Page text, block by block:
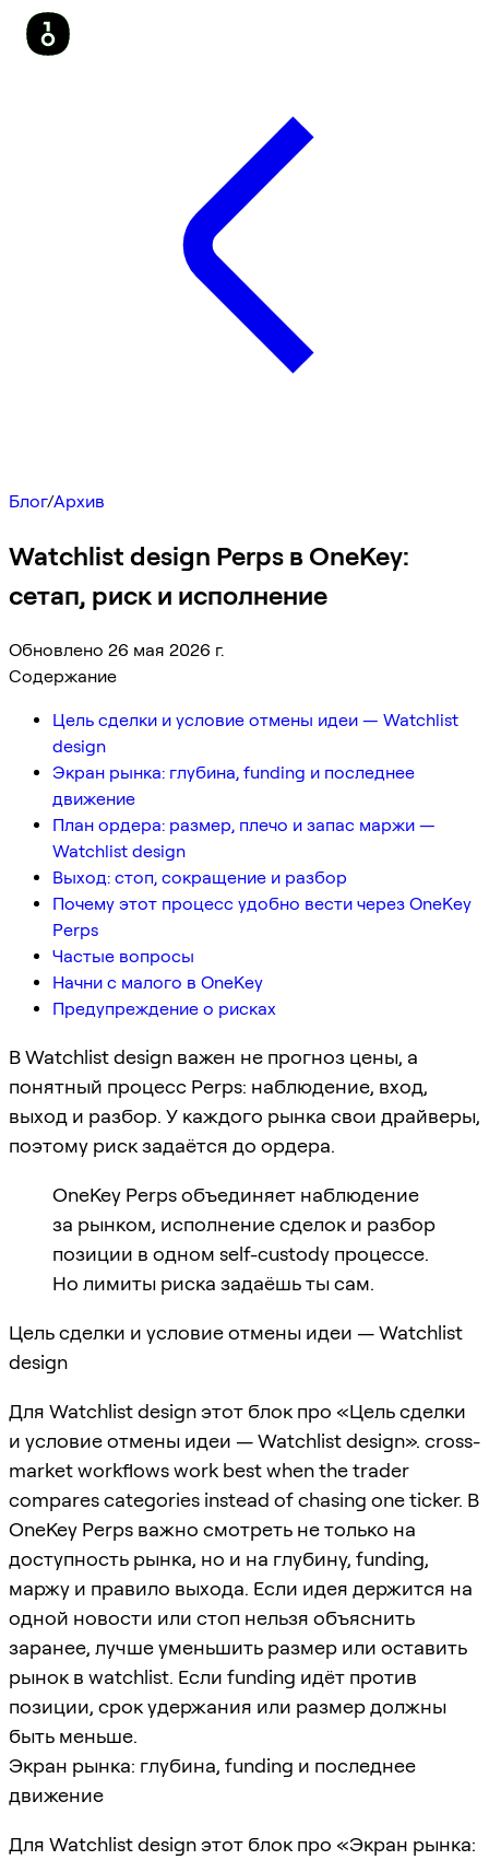
Блог/Архив
Watchlist design Perps в OneKey:
сетап, риск и исполнение
Обновлено 26 мая 2026 г.
Содержание
Цель сделки и условие отмены идеи — Watchlist
design
Экран рынка: глубина, funding и последнее
движение
План ордера: размер, плечо и запас маржи —
Watchlist design
Выход: стоп, сокращение и разбор
Почему этот процесс удобно вести через OneKey
Perps
Частые вопросы
Начни с малого в OneKey
Предупреждение о рисках
В Watchlist design важен не прогноз цены, а
понятный процесс Perps: наблюдение, вход,
выход и разбор. У каждого рынка свои драйверы,
поэтому риск задаётся до ордера.
OneKey Perps объединяет наблюдение
за рынком, исполнение сделок и разбор
позиции в одном self-custody процессе.
Но лимиты риска задаёшь ты сам.
Цель сделки и условие отмены идеи — Watchlist
design
Для Watchlist design этот блок про «Цель сделки
и условие отмены идеи — Watchlist design». cross-
market workflows work best when the trader
compares categories instead of chasing one ticker. В
OneKey Perps важно смотреть не только на
доступность рынка, но и на глубину, funding,
маржу и правило выхода. Если идея держится на
одной новости или стоп нельзя объяснить
заранее, лучше уменьшить размер или оставить
рынок в watchlist. Если funding идёт против
позиции, срок удержания или размер должны
быть меньше.
Экран рынка: глубина, funding и последнее
движение
Для Watchlist design этот блок про «Экран рынка: